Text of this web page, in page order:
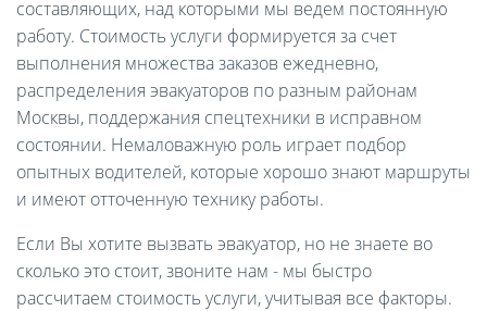
составляющих, над которыми мы ведем постоянную
работу. Стоимость услуги формируется за счет
выполнения множества заказов ежедневно,
распределения эвакуаторов по разным районам
Москвы, поддержания спецтехники в исправном
состоянии. Немаловажную роль играет подбор
опытных водителей, которые хорошо знают маршруты
и имеют отточенную технику работы.
Если Вы хотите вызвать эвакуатор, но не знаете во
сколько это стоит, звоните нам - мы быстро
рассчитаем стоимость услуги, учитывая все факторы.